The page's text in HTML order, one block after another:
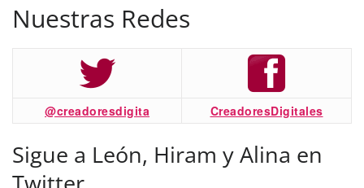
Nuestras Redes
@creadoresdigita CreadoresDigitales
Sigue a León, Hiram y Alina en